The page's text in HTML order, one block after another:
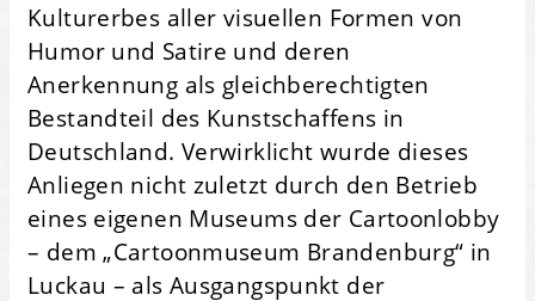
Kulturerbes aller visuellen Formen von
Humor und Satire und deren
Anerkennung als gleichberechtigten
Bestandteil des Kunstschaffens in
Deutschland. Verwirklicht wurde dieses
Anliegen nicht zuletzt durch den Betrieb
eines eigenen Museums der Cartoonlobby
– dem „Cartoonmuseum Brandenburg“ in
Luckau – als Ausgangspunkt der